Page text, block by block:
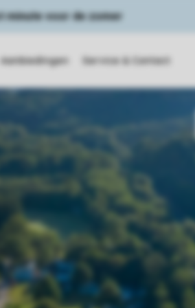
minute voor de zomer
Aanbiedingen Service & Contact